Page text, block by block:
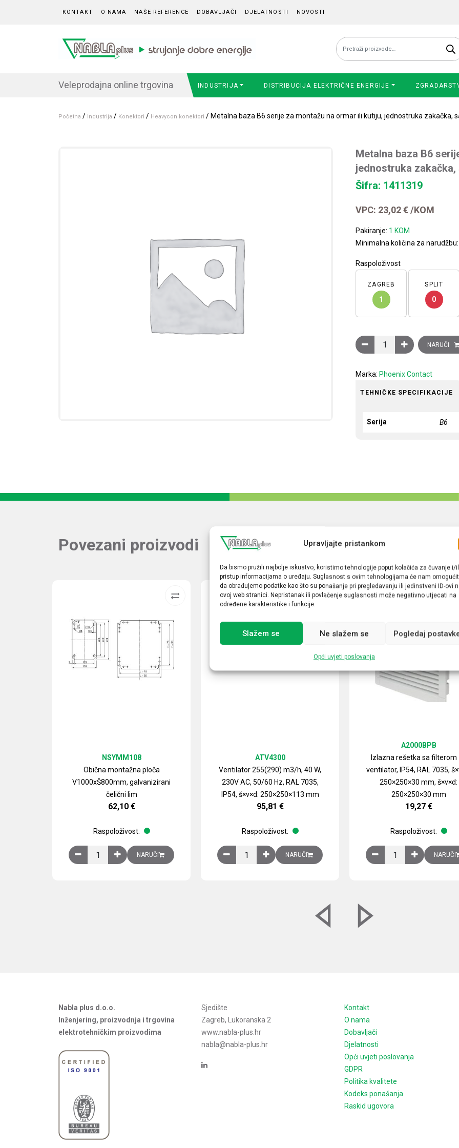
Upravljajte pristankom
Da bismo pružili najbolje iskustvo, koristimo tehnologije poput kolačića za čuvanje i/
pristup informacijama o uređaju. Suglasnost s ovim tehnologijama će nam
da obrađujemo podatke kao što su ponašanje pri pregledavanju ili jedinstveni ID-ovi
ovoj web stranici. Nepristanak ili povlačenje suglasnosti može negativno utjecati na
određene karakteristike i funkcije.
Slažem se Ne slažem se Pogledaj
Opći uvjeti poslovanja
KONTAKT O NAMA NAŠE REFERENCE DOBAVLJAČI DJELATNOSTI NOVOSTI
Pretraži:
Veleprodajna online trgovina INDUSTRIJA DISTRIBUCIJA ELEKTRIČNE ENERGIJE
Početna / Industrija / Konektori / Heavycon konektori / Metalna baza B6 serije za montažu na ormar ili kutiju, jednostruka zakačka,
Metalna baza B6
jednostruka
Šifra: 1411319
VPC: 23,02€ /KOM
Pakiranje: 1 KOM
Minimalna količina za narudžbu:
Raspoloživost
ZAGREB
1
SPLIT
0
Metalna baza B6 serije
NARUČI
Marka: Phoenix Contact
TEHNIČKE SPECIFIKACIJE
Serija B6
Povezani proizvodi
Obična montažna ploča
V1000xŠ800mm, galvanizirani
čelični lim
NSYMM108
62,10 €
Raspoloživost:
Obična montažna ploča V1000xŠ800mm, galvanizirani čelični lim količina
NARUČI
Ventilator 255(290) m3/h, 40 W,
230V AC, 50/60 Hz, RAL 7035,
IP54, š×v×d: 250×250×113 mm
ATV4300
95,81 €
Raspoloživost:
Ventilator 255(290) m3/h, 40 W, 230V AC, 50/60 Hz, RAL 7035,
NARUČI
Izlazna rešetka sa filterom
ventilator, IP54, RAL 7035,
250×250×30 mm, š×v×d:
250×250×30 mm
A2000BPB
19,27 €
Raspoloživost:
Izlazna rešetka saNARUČI
Nabla plus d.o.o.
Inženjering, proizvodnja i trgovina
elektrotehničkim proizvodima
Sjedište
Zagreb, Lukoranska 2
www.nabla-plus.hr
nabla@nabla-plus.hr
Kontakt
O nama
Dobavljači
Djelatnosti
Opći uvjeti poslovanja
GDPR
Politika kvalitete
Kodeks ponašanja
Raskid ugovora